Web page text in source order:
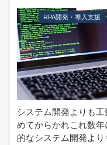
RPA開発・導入支援
システム開発よりも
めてからかれこれ数
的なシステム開発よ